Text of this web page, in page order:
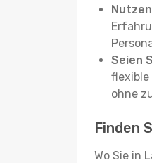
Seien
flexible
ohne
Finden
Wo Sie in